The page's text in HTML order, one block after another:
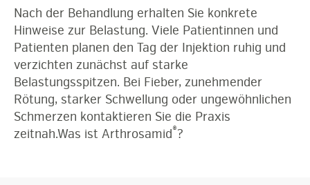
Nach der Behandlung erhalten Sie konkrete
Hinweise zur Belastung. Viele Patientinnen und
Patienten planen den Tag der Injektion ruhig und
verzichten zunächst auf starke
Belastungsspitzen. Bei Fieber, zunehmender
Rötung, starker Schwellung oder ungewöhnlichen
Schmerzen kontaktieren Sie die Praxis
zeitnah.Was ist Arthrosamid®?